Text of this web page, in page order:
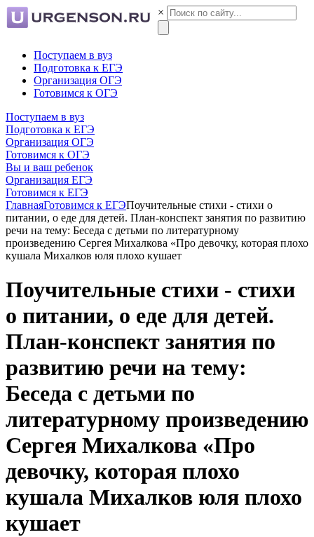
×
Поступаем в вуз
Подготовка к ЕГЭ
Организация ОГЭ
Готовимся к ОГЭ
Поступаем в вуз
Подготовка к ЕГЭ
Организация ОГЭ
Готовимся к ОГЭ
Вы и ваш ребенок
Организация ЕГЭ
Готовимся к ЕГЭ
ГлавнаяГотовимся к ЕГЭПоучительные стихи - стихи о
питании, о еде для детей. План-конспект занятия по развитию
речи на тему: Беседа с детьми по литературному
произведению Сергея Михалкова «Про девочку, которая плохо
кушала Михалков юля плохо кушает
Поучительные стихи - стихи
о питании, о еде для детей.
План-конспект занятия по
развитию речи на тему:
Беседа с детьми по
литературному произведению
Сергея Михалкова «Про
девочку, которая плохо
кушала Михалков юля плохо
кушает